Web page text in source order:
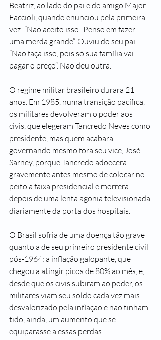
Beatriz, ao lado do pai e do amigo Major
Faccioli, quando enunciou pela primeira
vez: “Não aceito isso! Penso em fazer
uma merda grande”. Ouviu do seu pai:
“Não faça isso, pois só sua família vai
pagar o preço”. Não deu outra.
O regime militar brasileiro durara 21
anos. Em 1985, numa transição pacífica,
os militares devolveram o poder aos
civis, que elegeram Tancredo Neves como
presidente, mas quem acabara
governando mesmo fora seu vice, José
Sarney, porque Tancredo adoecera
gravemente antes mesmo de colocar no
peito a faixa presidencial e morrera
depois de uma lenta agonia televisionada
diariamente da porta dos hospitais.
O Brasil sofria de uma doença tão grave
quanto a de seu primeiro presidente civil
pós-1964: a inflação galopante, que
chegou a atingir picos de 80% ao mês, e,
desde que os civis subiram ao poder, os
militares viam seu soldo cada vez mais
desvalorizado pela inflação e não tinham
tido, ainda, um aumento que se
equiparasse a essas perdas.